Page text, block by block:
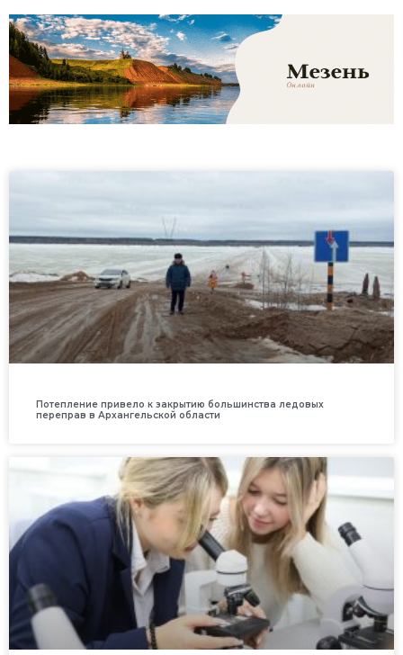
Потепление привело к закрытию большинства ледовых
переправ в Архангельской области